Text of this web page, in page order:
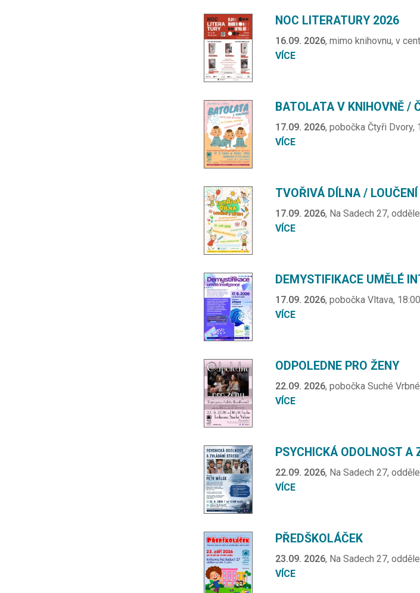
NOC LITERATURY 2026
16.09. 2026, mimo knihovnu, v
VÍCE
BATOLATA V KNIHOVNĚ /
17.09. 2026, pobočka Čtyři Dvory,
VÍCE
TVOŘIVÁ DÍLNA / LOUČENÍ
17.09. 2026, Na Sadech 27,
VÍCE
DEMYSTIFIKACE UMĚLÉ
17.09. 2026, pobočka Vltava, 18:00
VÍCE
ODPOLEDNE PRO ŽENY
22.09. 2026, pobočka Suché
VÍCE
PSYCHICKÁ ODOLNOST A
22.09. 2026, Na Sadech 27,
VÍCE
PŘEDŠKOLÁČEK
23.09. 2026, Na Sadech 27,
VÍCE